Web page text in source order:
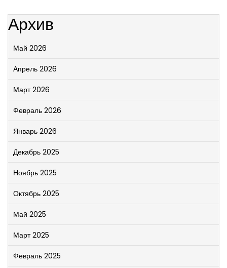
Архив
Май 2026
Апрель 2026
Март 2026
Февраль 2026
Январь 2026
Декабрь 2025
Ноябрь 2025
Октябрь 2025
Май 2025
Март 2025
Февраль 2025